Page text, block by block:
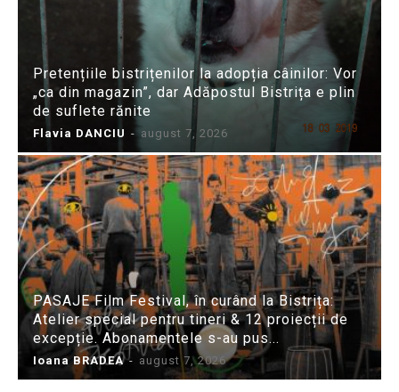
Pretențiile bistrițenilor la adopția câinilor: Vor
„ca din magazin”, dar Adăpostul Bistrița e plin
de suflete rănite
Flavia DANCIU - august 7, 2026
PASAJE Film Festival, în curând la Bistrița:
Atelier special pentru tineri & 12 proiecții de
excepție. Abonamentele s-au pus...
Ioana BRADEA - august 7, 2026